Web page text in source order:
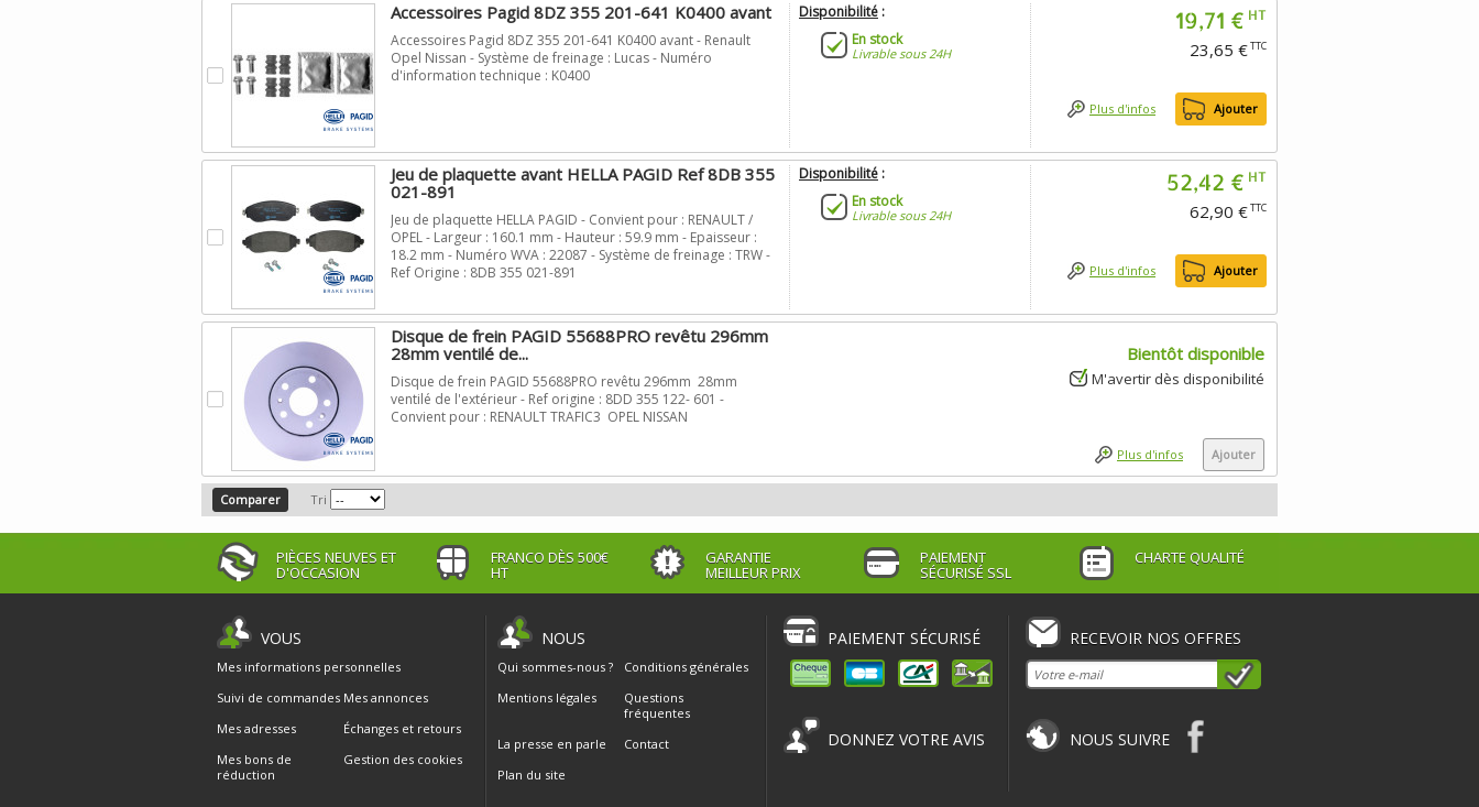
Accessoires Pagid 8DZ 355 201-641 K0400 avant
Accessoires Pagid 8DZ 355 201-641 K0400 avant - Renault
Opel Nissan - Système de freinage : Lucas - Numéro
d'information technique : K0400
Disponibilité :
En stock
Livrable sous 24H
19,71 € HT
23,65 €TTC
Plus d'infos Ajouter
Jeu de plaquette avant HELLA PAGID Ref 8DB 355
021-891
Jeu de plaquette HELLA PAGID - Convient pour : RENAULT /
OPEL - Largeur : 160.1 mm - Hauteur : 59.9 mm - Epaisseur :
18.2 mm - Numéro WVA : 22087 - Système de freinage : TRW -
Ref Origine : 8DB 355 021-891
Disponibilité :
En stock
Livrable sous 24H
52,42 € HT
62,90 €TTC
Plus d'infos Ajouter
Disque de frein PAGID 55688PRO revêtu 296mm
28mm ventilé de...
Disque de frein PAGID 55688PRO revêtu 296mm 28mm
ventilé de l'extérieur - Ref origine : 8DD 355 122- 601 -
Convient pour : RENAULT TRAFIC3 OPEL NISSAN
Bientôt disponible
M'avertir dès disponibilité
Plus d'infos Ajouter
Tri
PIÈCES NEUVES ET
D'OCCASION
FRANCO DÈS 500€
HT
GARANTIE
MEILLEUR PRIX
PAIEMENT
SÉCURISÉ SSL
CHARTE QUALITÉ
VOUS
Mes informations personnelles
Suivi de commandes Mes annonces
Mes adresses
Échanges et retours
Mes bons de
réduction
Gestion des cookies
NOUS
Qui sommes-nous ?
Conditions générales
Mentions légales
Questions
fréquentes
La presse en parle
Contact
Plan du site
PAIEMENT SÉCURISÉ RECEVOIR NOS OFFRES
DONNEZ VOTRE AVIS NOUS SUIVRE